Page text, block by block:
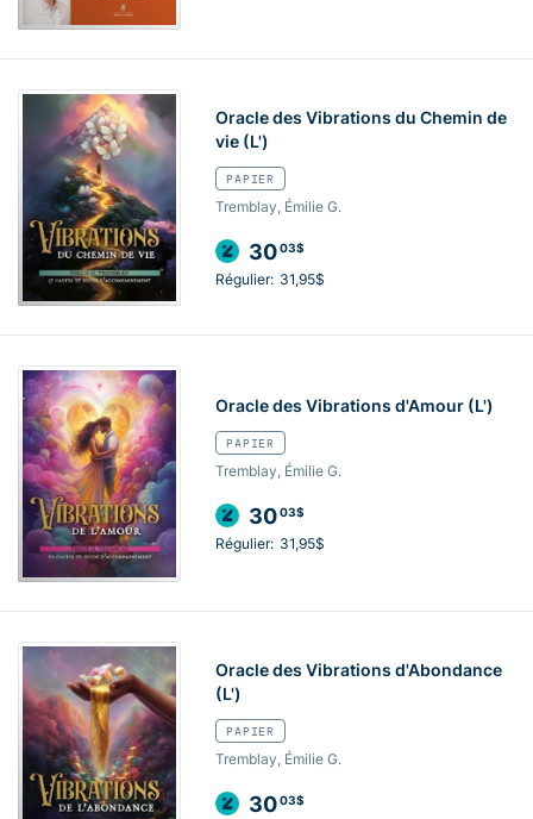
Oracle des Vibrations du Chemin de
vie (L')
PAPIER
Tremblay, Émilie G.
3003$
Régulier: 31,95$
Oracle des Vibrations d'Amour (L')
PAPIER
Tremblay, Émilie G.
3003$
Régulier: 31,95$
Oracle des Vibrations d'Abondance
(L')
PAPIER
Tremblay, Émilie G.
3003$